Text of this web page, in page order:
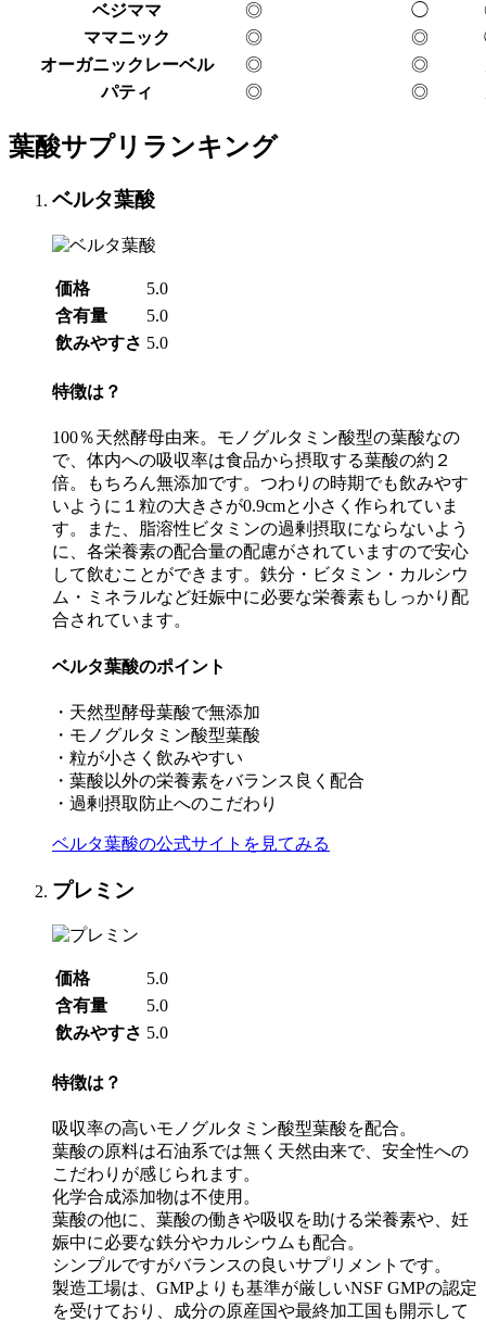
ベジママ
◎ ◯
ママニック
◎ ◎
オーガニックレーベル
◎ ◎
パティ
◎ ◎
葉酸サプリランキング
ベルタ葉酸
価格
5.0
含有量
5.0
飲みやすさ 5.0
特徴は？
100％天然酵母由来。モノグルタミン酸型の葉酸なの
で、体内への吸収率は食品から摂取する葉酸の約２
倍。もちろん無添加です。つわりの時期でも飲みやす
いように１粒の大きさが0.9cmと小さく作られていま
す。また、脂溶性ビタミンの過剰摂取にならないよう
に、各栄養素の配合量の配慮がされていますので安心
して飲むことができます。鉄分・ビタミン・カルシウ
ム・ミネラルなど妊娠中に必要な栄養素もしっかり配
合されています。
ベルタ葉酸のポイント
・天然型酵母葉酸で無添加
・モノグルタミン酸型葉酸
・粒が小さく飲みやすい
・葉酸以外の栄養素をバランス良く配合
・過剰摂取防止へのこだわり
ベルタ葉酸の公式サイトを見てみる
プレミン
価格
5.0
含有量
5.0
飲みやすさ 5.0
特徴は？
吸収率の高いモノグルタミン酸型葉酸を配合。
葉酸の原料は石油系では無く天然由来で、安全性への
こだわりが感じられます。
化学合成添加物は不使用。
葉酸の他に、葉酸の働きや吸収を助ける栄養素や、妊
娠中に必要な鉄分やカルシウムも配合。
シンプルですがバランスの良いサプリメントです。
製造工場は、GMPよりも基準が厳しいNSF GMPの認定
を受けており、成分の原産国や最終加工国も開示して